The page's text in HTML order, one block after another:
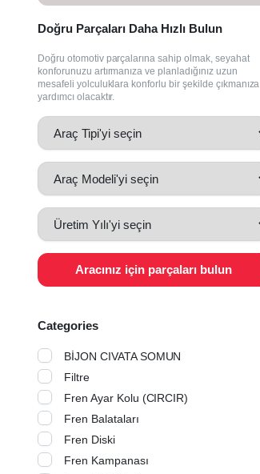
Doğru Parçaları Daha Hızlı Bulun
Doğru otomotiv parçalarına sahip olmak, seyahat
konforunuzu artırmanıza ve planladığınız uzun
mesafeli yolculuklara konforlu bir şekilde çıkmanıza
yardımcı olacaktır.
Aracınız için parçaları bulun
Categories
BİJON CIVATA SOMUN
Filtre
Fren Ayar Kolu (CIRCIR)
Fren Balataları
Fren Diski
Fren Kampanası